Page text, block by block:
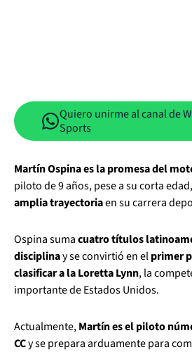
Quiero unirme al canal de
Sports
Martín Ospina es la promesa del
piloto de 9 años, pese a su corta
amplia trayectoriaen su carrera
Ospina sumacuatro títulos
disciplinay se convirtió en elprimer
clasificar a la Loretta Lynn, la
importante de Estados Unidos.
Actualmente,Martín es el piloto
CCy se prepara arduamente para